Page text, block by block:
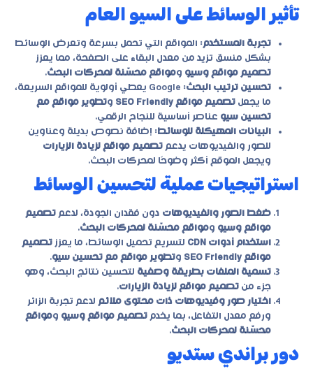
تأثير الوسائط على السيو العام
تجربة المستخدم: المواقع التي تحمل بسرعة وتعرض الوسائط
بشكل منسق تزيد من معدل البقاء على الصفحة، مما يعزز
تصميم مواقع وسيو ومواقع محسّنة لمحركات البحث.
تحسين ترتيب البحث
: Google يعطي أولوية للمواقع السريعة،
ما يجعل تصميم مواقع SEO Friendly وتطوير مواقع مع
تحسين سيو عناصر أساسية للنجاح الرقمي.
البيانات المهيكلة للوسائط : إضافة نصوص بديلة وعناوين
للصور والفيديوهات يدعم تصميم مواقع لزيادة الزيارات
ويجعل الموقع أكثر وضوحًا لمحركات البحث.
استراتيجيات عملية لتحسين الوسائط
ضغط الصور والفيديوهات دون فقدان الجودة، لدعم تصميم
مواقع وسيو ومواقع محسّنة لمحركات البحث.
استخدام أدوات CDN
لتسريع تحميل الوسائط، ما يعزز تصميم
مواقع SEO Friendly
وتطوير مواقع مع تحسين سيو.
تسمية الملفات بطريقة وصفية لتحسين نتائج البحث، وهو
جزء من تصميم مواقع لزيادة الزيارات.
اختيار صور وفيديوهات ذات محتوى ملائم لدعم تجربة الزائر
ورفع معدل التفاعل، بما يخدم تصميم مواقع وسيو ومواقع
محسّنة لمحركات البحث.
دور براندي ستديو